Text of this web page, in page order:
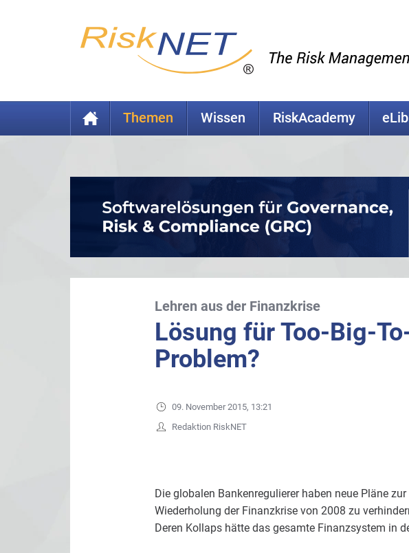
Themen Wissen RiskAcademy
Lehren aus der Finanzkrise
Lösung für Too-Big-
Problem?
09. November 2015, 13:21
Redaktion RiskNET
Die globalen Bankenregulierer haben neue Pläne
Wiederholung der Finanzkrise von 2008 zu
Deren Kollaps hätte das gesamte Finanzsystem in